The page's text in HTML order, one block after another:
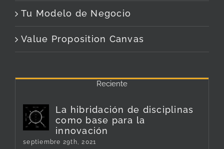
Tu Modelo de Negocio
Value Proposition Canvas
Reciente
La hibridación de disciplinas
como base para la
innovación
septiembre 29th, 2021